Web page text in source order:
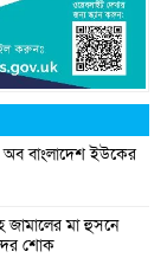
অব বাংলাদেশ ইউকের
জামালের মা হুসনে
শোক